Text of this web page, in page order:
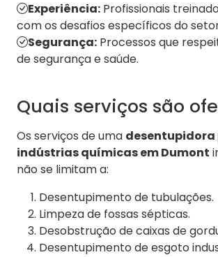
Experiência: Profissionais
com os desafios específicos do
Segurança: Processos que
de segurança e saúde.
Quais serviços são
Os serviços de uma desentupidora
indústrias químicas em Dumont
não se limitam a:
Desentupimento de tubulações.
Limpeza de fossas sépticas.
Desobstrução de caixas de
Desentupimento de esgoto